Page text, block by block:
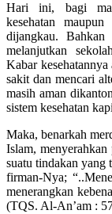
Hari ini, bagi
kesehatan
dijangkau.
melanjutkan
Kabar
sakit dan mencari
masih aman
sistem kesehatan
Maka, benarkah
Islam, menyerahkan
suatu tindakan yang
firman-Nya;
menerangkan
(TQS. Al-An’am :